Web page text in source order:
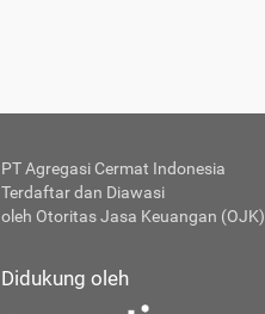
PT Agregasi Cermat Indonesia
Terdaftar dan Diawasi
oleh Otoritas Jasa Keuangan (OJK)
Didukung oleh